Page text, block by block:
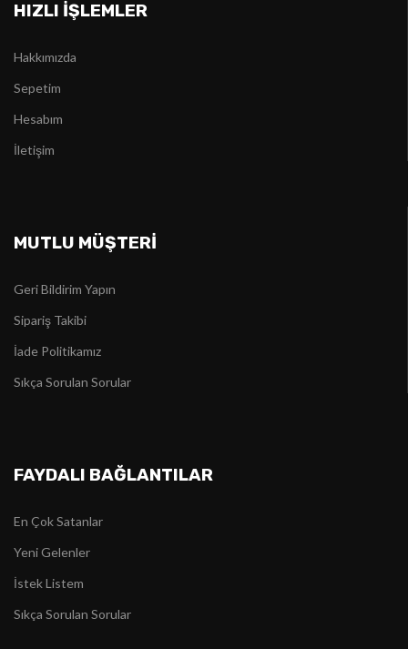
HIZLI İŞLEMLER
Hakkımızda
Sepetim
Hesabım
İletişim
MUTLU MÜŞTERİ
Geri Bildirim Yapın
Sipariş Takibi
İade Politikamız
Sıkça Sorulan Sorular
FAYDALI BAĞLANTILAR
En Çok Satanlar
Yeni Gelenler
İstek Listem
Sıkça Sorulan Sorular